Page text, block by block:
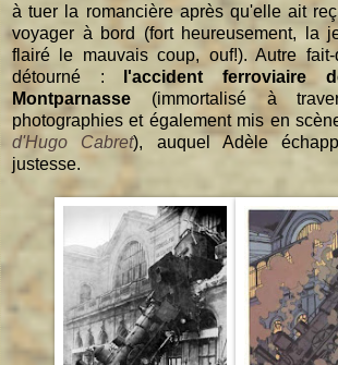
à tuer la romancière après qu'elle ait
voyager à bord (fort heureusement, la
flairé le mauvais coup, ouf!). Autre fait-
détourné :
l'accident
Montparnasse (immortalisé à
photographies et également mis en
d'Hugo Cabret), auquel Adèle
justesse.